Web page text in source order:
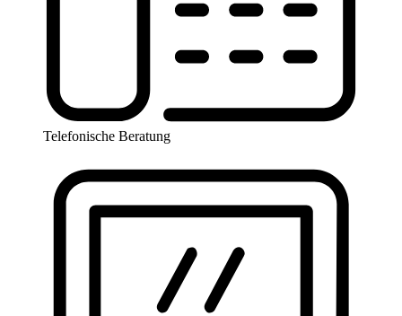
Telefonische Beratung